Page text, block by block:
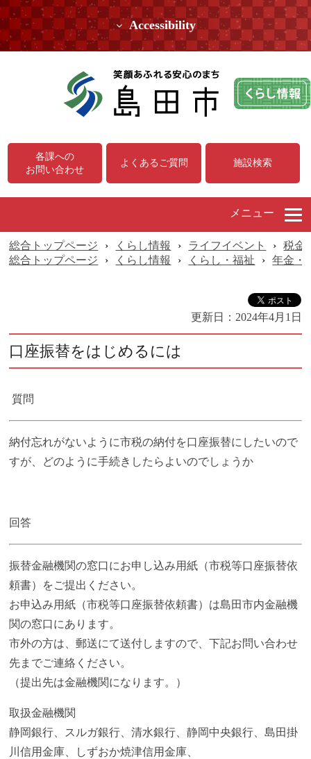
Accessibility
各課への
お問い合わせ
よくあるご質問 施設検索
メニュー
総合トップページ › くらし情報 › ライフイベント ›
税金
総合トップページ
› くらし情報 › くらし・福祉 › 年金・
更新日： 2024年4月1日
口座振替をはじめるには
質問
納付忘れがないように市税の納付を口座振替にしたいので
すが、どのように手続きしたらよいのでしょうか
回答
振替金融機関の窓口にお申し込み用紙（市税等口座振替依
頼書）をご提出ください。
お申込み用紙（市税等口座振替依頼書）は島田市内金融機
関の窓口にあります。
市外の方は、郵送にて送付しますので、下記お問い合わせ
先までご連絡ください。
（提出先は金融機関になります。）
取扱金融機関
静岡銀行、スルガ銀行、清水銀行、静岡中央銀行、島田掛
川信用金庫、しずおか焼津信用金庫、